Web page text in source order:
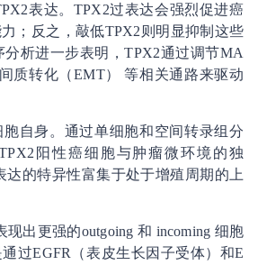
表达。TPX2过表达会强烈促进癌
；反之，敲低TPX2则明显抑制这些
析进一步表明，TPX2通过调节MA
质转化（EMT） 等相关通路来驱动
自身。通过单细胞和空间转录组分
阳性癌细胞与肿瘤微环境的独
达的特异性富集于处于增殖周期的上
出更强的outgoing 和 incoming 细胞
过EGFR（表皮生长因子受体）和E